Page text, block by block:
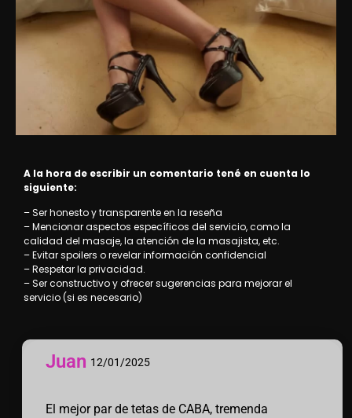
A la hora de escribir un comentario tené en cuenta lo
siguiente:
– Ser honesto y transparente en la reseña
– Mencionar aspectos específicos del servicio, como la
calidad del masaje, la atención de la masajista, etc.
– Evitar spoilers o revelar información confidencial
– Respetar la privacidad.
– Ser constructivo y ofrecer sugerencias para mejorar el
servicio (si es necesario)
Juan 12/01/2025
El mejor par de tetas de CABA, tremenda